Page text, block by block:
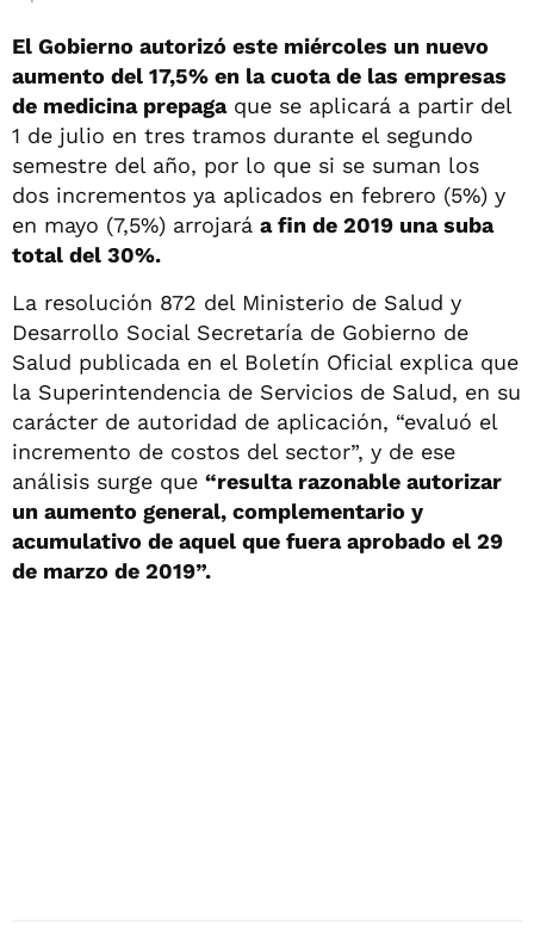
El Gobierno autorizó este miércoles un nuevo
aumento del 17,5% en la cuota de las empresas
de medicina prepagaque se aplicará a partir del
1 de julio en tres tramos durante el segundo
semestre del año, por lo que si se suman los
dos incrementos ya aplicados en febrero (5%) y
en mayo (7,5%) arrojará a fin de 2019 una suba
total del 30%.
La resolución 872 del Ministerio de Salud y
Desarrollo Social Secretaría de Gobierno de
Salud publicada en el Boletín Oficial explica que
la Superintendencia de Servicios de Salud, en su
carácter de autoridad de aplicación, “evaluó el
incremento de costos del sector”, y de ese
análisis surge que “resulta razonable autorizar
un aumento general, complementario y
acumulativo de aquel que fuera aprobado el 29
de marzo de 2019”.